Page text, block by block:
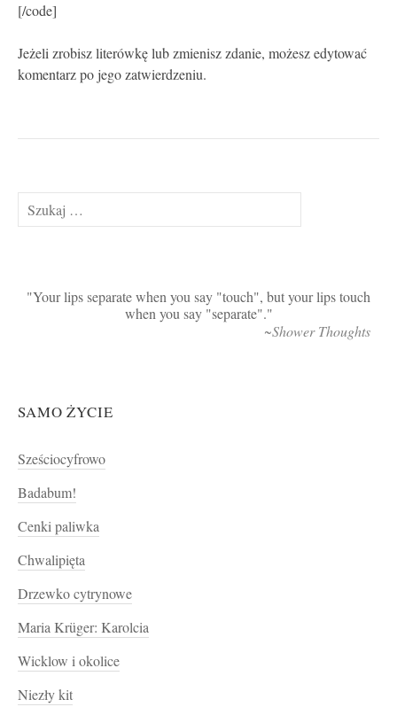
[/code]
Jeżeli zrobisz literówkę lub zmienisz zdanie, możesz edytować
komentarz po jego zatwierdzeniu.
Szukaj:
Your lips separate when you say "touch", but your lips touch
when you say "separate".
~Shower Thoughts
SAMO ŻYCIE
Sześciocyfrowo
Badabum!
Cenki paliwka
Chwalipięta
Drzewko cytrynowe
Maria Krüger: Karolcia
Wicklow i okolice
Niezły kit